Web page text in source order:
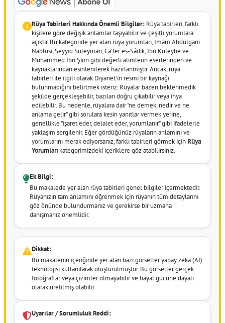
Rüya Tabirleri Hakkında Önemli Bilgiler: Rüya tabirleri, farklı
kişilere göre değişik anlamlar taşıyabilir ve çeşitli yorumlara
açıktır. Bu kategoride yer alan rüya yorumları, İmam Abdülgani
Nablusi, Seyyid Süleyman, Ca'fer es-Sâdık, İbn Kuteybe ve
Muhammed İbn Şirin gibi değerli alimlerin eserlerinden ve
kaynaklarından esinlenilerek hazırlanmıştır. Ancak, rüya
tabirleri ile ilgili olarak Diyanet'in resmi bir kaynağı
bulunmadığını belirtmek isteriz. Rüyalar bazen beklenmedik
şekilde gerçekleşebilir, bazıları doğru çıkabilir veya ihya
edilebilir. Bu nedenle, rüyalara dair "ne demek, nedir ve ne
anlama gelir" gibi sorulara kesin yanıtlar vermek yerine,
genellikle "işaret eder, delalet eder, yorumlanır" gibi ifadelerle
yaklaşım sergilenir. Eğer gördüğünüz rüyaların anlamını ve
yorumlarını merak ediyorsanız, farklı tabirleri görmek için Rüya
Yorumları kategorimizdeki içeriklere göz atabilirsiniz.
Ek Bilgi:
Bu makalede yer alan rüya tabirleri genel bilgiler içermektedir.
Rüyanızın tam anlamını öğrenmek için rüyanın tüm detaylarını
göz önünde bulundurmanız ve gerekirse bir uzmana
danışmanız önemlidir.
Dikkat:
Bu makalenin içeriğinde yer alan bazı görseller yapay zeka (AI)
teknolojisi kullanılarak oluşturulmuştur. Bu görseller gerçek
fotoğraflar veya çizimler olmayabilir ve hayal gücüne dayalı
olarak üretilmiş olabilir.
Uyarılar / Sorumluluk Reddi: